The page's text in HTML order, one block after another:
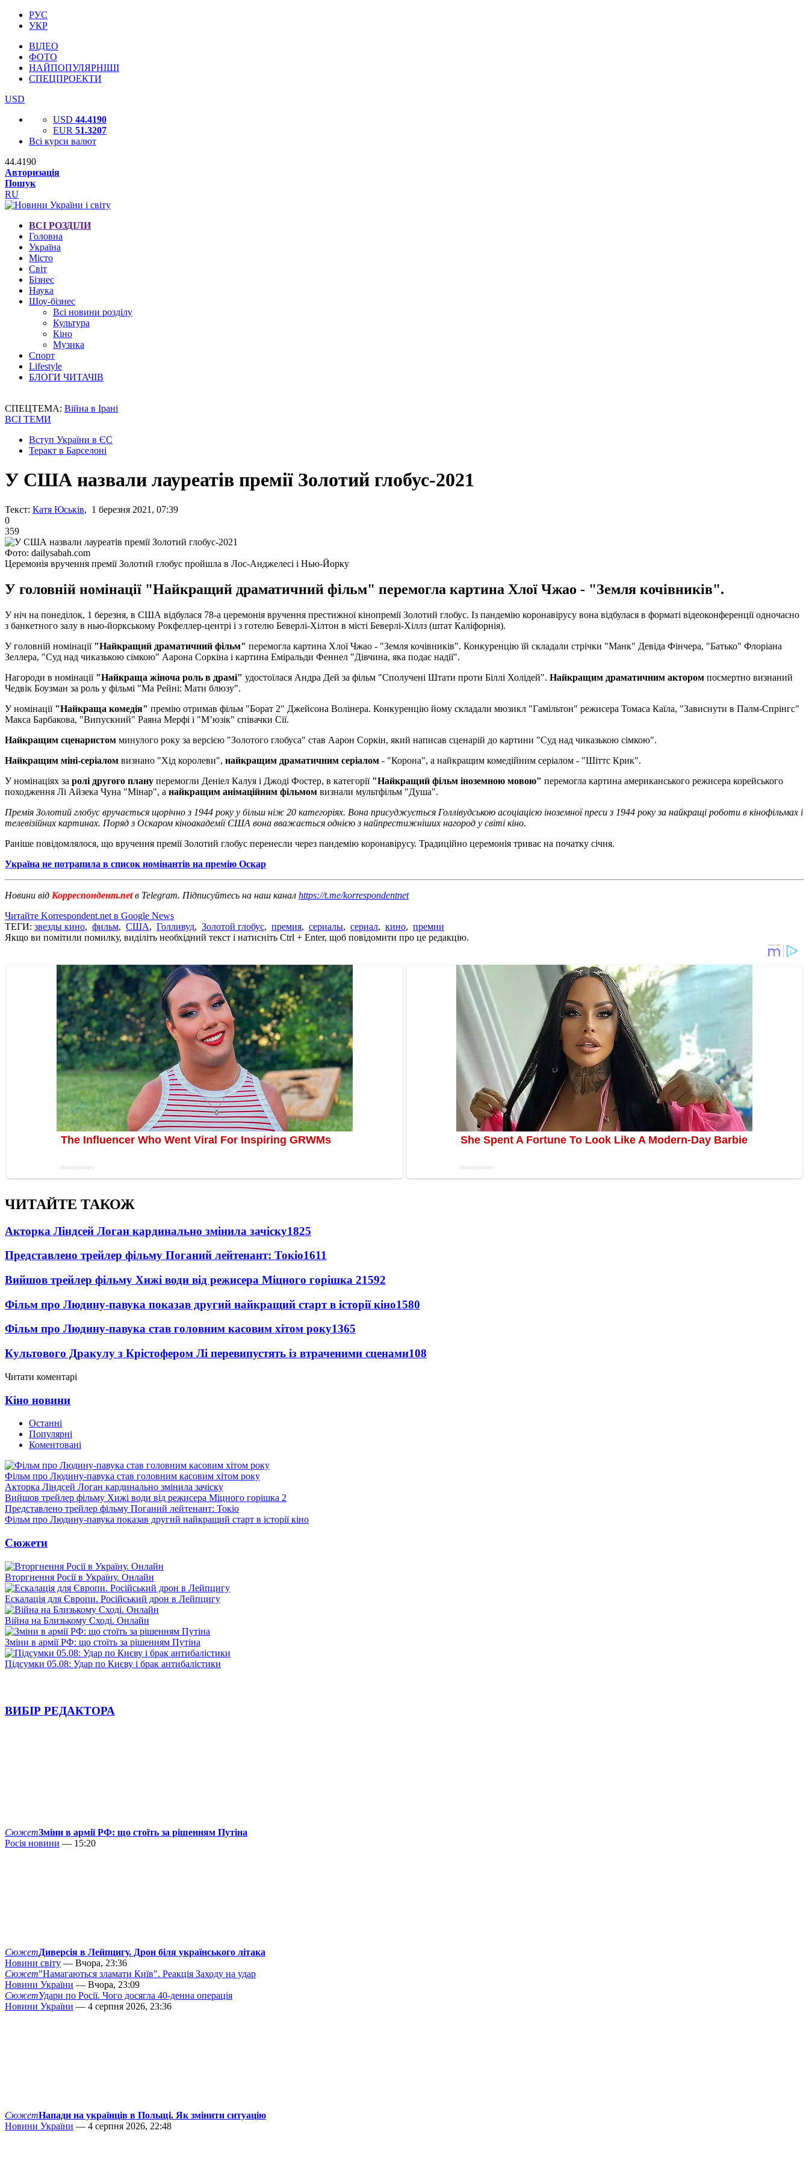
РУС
УКР
ВІДЕО
ФОТО
НАЙПОПУЛЯРНІШІ
СПЕЦПРОЕКТИ
USD
USD 44.4190
EUR 51.3207
Всі курси валют
44.4190
Авторизація
Пошук
RU
ВСІ РОЗДІЛИ
Головна
Україна
Місто
Світ
Бізнес
Наука
Шоу-бізнес
Всі новини розділу
Культура
Кіно
Музика
Спорт
Lifestyle
БЛОГИ ЧИТАЧІВ
СПЕЦТЕМА: Війна в Ірані
ВСІ ТЕМИ
Вступ України в ЄС
Теракт в Барселоні
У США назвали лауреатів премії Золотий глобус-2021
Текст: Катя Юськів, 1 березня 2021, 07:39
0
359
Фото: dailysabah.com
Церемонія вручення премії Золотий глобус пройшла в Лос-Анджелесі і Нью-Йорку
У головній номінації "Найкращий драматичний фільм" перемогла картина Хлої Чжао - "Земля кочівників".
У ніч на понеділок, 1 березня, в США відбулася 78-а церемонія вручення престижної кінопремії Золотий глобус. Із пандемію коронавірусу вона відбулася в форматі відеоконференції одночасно
з банкетного залу в нью-йоркському Рокфеллер-центрі і з готелю Беверлі-Хілтон в місті Беверлі-Хіллз (штат Каліфорнія).
У головній номінації "Найкращий драматичний фільм" перемогла картина Хлої Чжао - "Земля кочівників". Конкуренцію їй складали стрічки "Манк" Девіда Фінчера, "Батько" Флоріана
Зеллера, "Суд над чиказькою сімкою" Аарона Соркіна і картина Еміральди Феннел "Дівчина, яка подає надії".
Нагороди в номінації "Найкраща жіноча роль в драмі" удостоїлася Андра Дей за фільм "Сполучені Штати проти Біллі Холідей". Найкращим драматичним актором посмертно визнаний
Чедвік Боузман за роль у фільмі "Ма Рейні: Мати блюзу".
У номінації "Найкраща комедія" премію отримав фільм "Борат 2" Джейсона Волінера. Конкуренцію йому складали мюзикл "Гамільтон" режисера Томаса Каїла, "Зависнути в Палм-Спрінгс"
Макса Барбакова, "Випускний" Раяна Мерфі і "М’юзік" співачки Сії.
Найкращим сценаристом минулого року за версією "Золотого глобуса" став Аарон Соркін, який написав сценарій до картини "Суд над чиказькою сімкою".
Найкращим міні-серіалом визнано "Хід королеви", найкращим драматичним серіалом - "Корона", а найкращим комедійним серіалом - "Шіттс Крик".
У номінаціях за ролі другого плану перемогли Деніел Калуя і Джоді Фостер, в категорії "Найкращий фільм іноземною мовою" перемогла картина американського режисера корейського
походження Лі Айзека Чуна "Мінар", а найкращим анімаційним фільмом визнали мультфільм "Душа".
Премія Золотий глобус вручається щорічно з 1944 року у більш ніж 20 категоріях. Вона присуджується Голлівудською асоціацією іноземної преси з 1944 року за найкращі роботи в кінофільмах і
телевізійних картинах. Поряд з Оскаром кіноакадемії США вона вважається однією з найпрестижніших нагород у світі кіно.
Раніше повідомлялося, що вручення премії Золотий глобус перенесли через пандемію коронавірусу. Традиційно церемонія триває на початку січня.
Україна не потрапила в список номінантів на премію Оскар
Новини від Корреспондент.netв Telegram. Підписуйтесь на наш канал https://t.me/korrespondentnet
Читайте Korrespondent.net в Google News
ТЕГИ: звезды кино, фильм, США, Голливуд, Золотой глобус, премия, сериалы, сериал, кино, премии
Якщо ви помітили помилку, виділіть необхідний текст і натисніть Ctrl + Enter, щоб повідомити про це редакцію.
ЧИТАЙТЕ ТАКОЖ
Акторка Ліндсей Логан кардинально змінила зачіску1825
Представлено трейлер фільму Поганий лейтенант: Токіо1611
Вийшов трейлер фільму Хижі води від режисера Міцного горішка 21592
Фільм про Людину-павука показав другий найкращий старт в історії кіно1580
Фільм про Людину-павука став головним касовим хітом року1365
Культового Дракулу з Крістофером Лі перевипустять із втраченими сценами108
Читати коментарі
Кіно новини
Останні
Популярні
Коментовані
Фільм про Людину-павука став головним касовим хітом року
Акторка Ліндсей Логан кардинально змінила зачіску
Вийшов трейлер фільму Хижі води від режисера Міцного горішка 2
Представлено трейлер фільму Поганий лейтенант: Токіо
Фільм про Людину-павука показав другий найкращий старт в історії кіно
Сюжети
Вторгнення Росії в Україну. Онлайн
Ескалація для Європи. Російський дрон в Лейпцигу
Війна на Близькому Сході. Онлайн
Зміни в армії РФ: що стоїть за рішенням Путіна
Підсумки 05.08: Удар по Києву і брак антибалістики
ВИБІР РЕДАКТОРА
СюжетЗміни в армії РФ: що стоїть за рішенням Путіна
Росія новини — 15:20
СюжетДиверсія в Лейпцигу. Дрон біля українського літака
Новини світу — Вчора, 23:36
Сюжет"Намагаються зламати Київ". Реакція Заходу на удар
Новини України — Вчора, 23:09
СюжетУдари по Росії. Чого досягла 40-денна операція
Новини України — 4 серпня 2026, 23:36
СюжетНапади на українців в Польщі. Як змінити ситуацію
Новини України — 4 серпня 2026, 22:48